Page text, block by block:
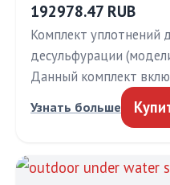
192978.47 RUB
Комплект уплотнений
десульфурации
Данный комплект
Узнать больше